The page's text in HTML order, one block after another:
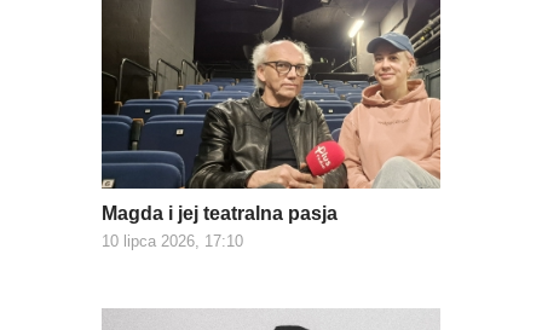
Magda i jej teatralna pasja
10 lipca 2026, 17:10